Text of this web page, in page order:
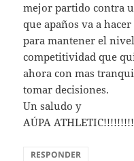
mejor partido contra
que apaños va a
para mantener el
competitividad que
ahora con mas
tomar decisiones.
Un saludo y
AÚPA
RESPONDER